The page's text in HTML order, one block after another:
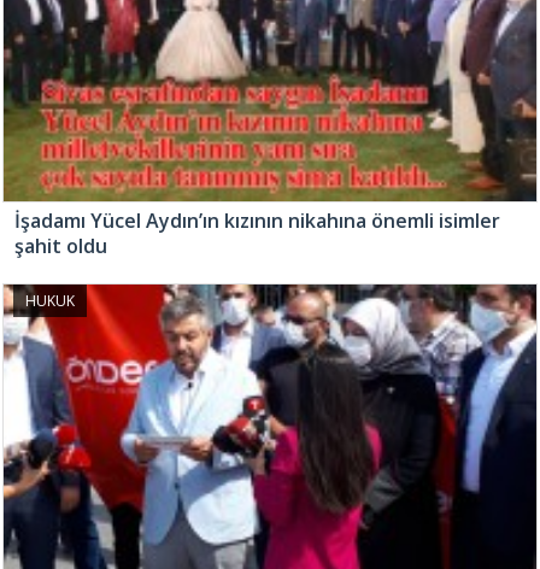
İşadamı Yücel Aydın’ın kızının nikahına önemli isimler
şahit oldu
HUKUK